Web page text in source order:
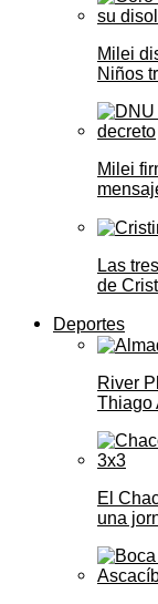
Milei
Niños
Milei
Las
de
Deportes
River
Thiago
El
una